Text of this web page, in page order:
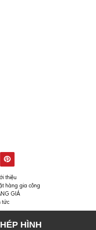
thiệu
hàng gia công
GIÁ
tức
HÌNH